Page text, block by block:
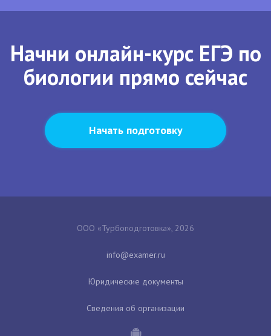
Начни онлайн-курс ЕГЭ по
биологии прямо сейчас
Начать подготовку
ООО «Турбоподготовка», 2026
Юридические документы
Сведения об организации